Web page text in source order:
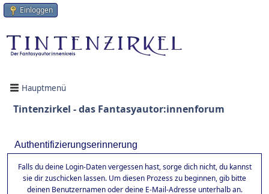
Einloggen
Hauptmenü
Tintenzirkel - das Fantasyautor:innenforum
Authentifizierungserinnerung
Falls du deine Login-Daten vergessen hast, sorge dich nicht, du kannst
sie dir zuschicken lassen. Um diesen Prozess zu beginnen, gib bitte
deinen Benutzernamen oder deine E-Mail-Adresse unterhalb an.